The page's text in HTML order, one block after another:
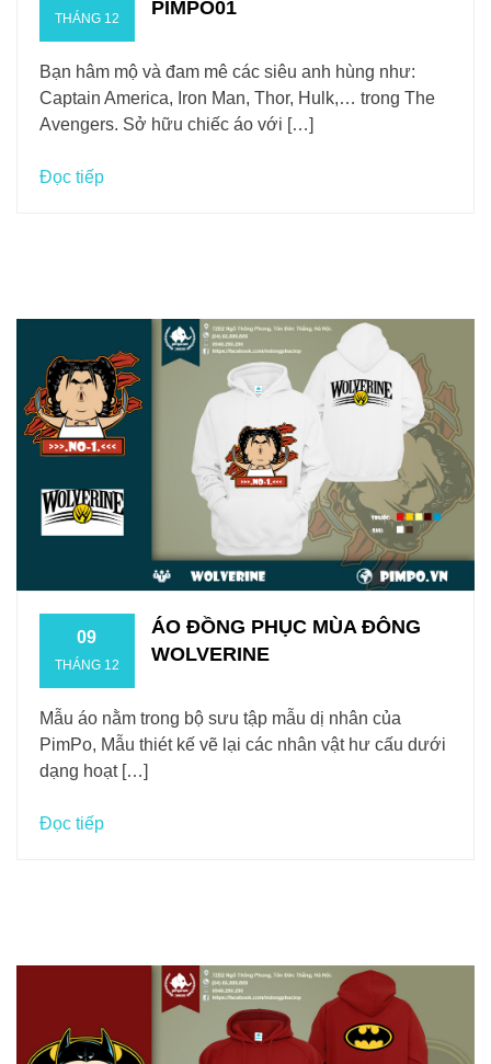
THÁNG 12 PIMPO01
Bạn hâm mộ và đam mê các siêu anh hùng như:
Captain America, Iron Man, Thor, Hulk,… trong The
Avengers. Sở hữu chiếc áo với […]
Đọc tiếp
09
THÁNG 12
ÁO ĐỒNG PHỤC MÙA ĐÔNG
WOLVERINE
Mẫu áo nằm trong bộ sưu tập mẫu dị nhân của
PimPo, Mẫu thiét kế vẽ lại các nhân vật hư cấu dưới
dạng hoạt […]
Đọc tiếp